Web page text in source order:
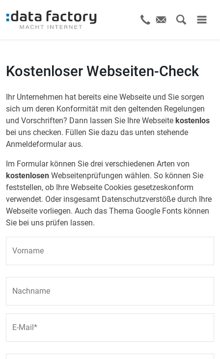
Kostenloser Webseiten-Check
Ihr Unternehmen hat bereits eine Webseite und Sie sorgen
sich um deren Konformität mit den geltenden Regelungen
und Vorschriften? Dann lassen Sie Ihre Webseite kostenlos
bei uns checken. Füllen Sie dazu das unten stehende
Anmeldeformular aus.
Im Formular können Sie drei verschiedenen Arten von
kostenlosen Webseitenprüfungen wählen. So können Sie
feststellen, ob Ihre Webseite Cookies gesetzeskonform
verwendet. Oder insgesamt Datenschutzverstöße durch Ihre
Webseite vorliegen. Auch das Thema Google Fonts können
Sie bei uns prüfen lassen.
Vorname
Nachname
E-Mail